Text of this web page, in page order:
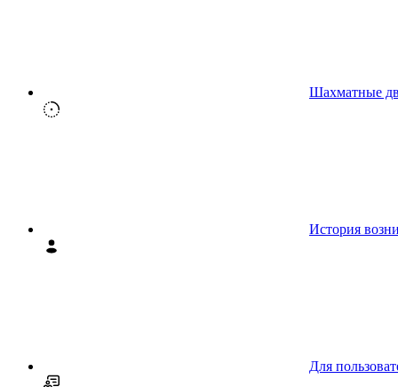
Шахматные
История
Для